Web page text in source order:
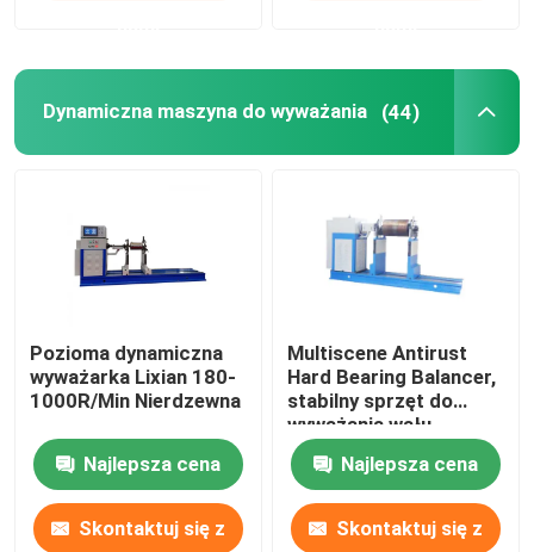
Dynamiczna maszyna do wyważania (44)
Pozioma dynamiczna
wyważarka Lixian 180-
1000R/Min Nierdzewna
Najlepsza cena
Skontaktuj się z
Multiscene Antirust
Hard Bearing Balancer,
stabilny sprzęt do
wyważania wału
napędowego
Najlepsza cena
Skontaktuj się z